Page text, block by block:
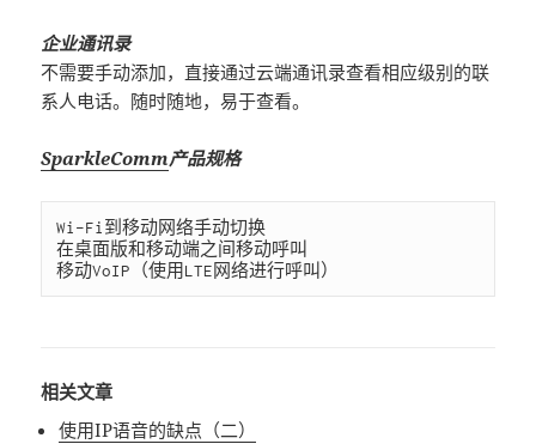
企业通讯录
不需要手动添加，直接通过云端通讯录查看相应级别的联
系人电话。随时随地，易于查看。
SparkleComm产品规格
Wi-Fi到移动网络手动切换
在桌面版和移动端之间移动呼叫
相关文章
使用IP语音的缺点（二）